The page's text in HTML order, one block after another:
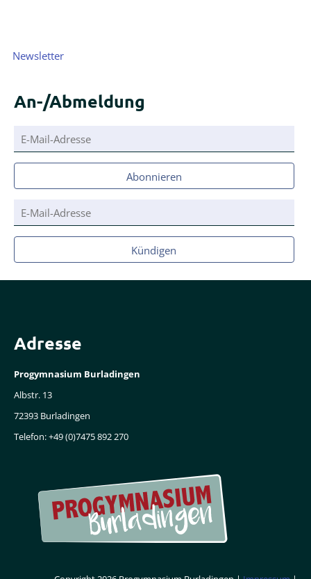
Navigation
Newsletter
An-/Abmeldung
E-
Mail-
Adresse
Abonnieren
E-
Mail-
Adresse
Kündigen
Adresse
Progymnasium Burladingen
Albstr. 13
72393 Burladingen
Telefon: +49 (0)7475 892 270